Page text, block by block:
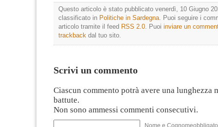
Questo articolo è stato pubblicato venerdì, 10 Giugno
classificato in Politiche in Sardegna. Puoi seguire i
articolo tramite il feed RSS 2.0. Puoi inviare un
trackback dal tuo sito.
Scrivi un commento
Ciascun commento potrà avere una lunghezza
battute.
Non sono ammessi commenti consecutivi.
Nome e